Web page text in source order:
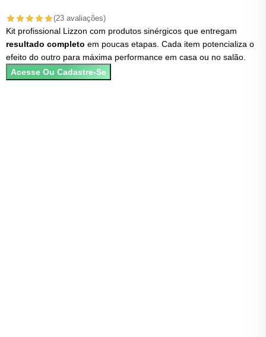
(23 avaliações)
Kit profissional Lizzon com produtos sinérgicos que entregam
resultado completo em poucas etapas. Cada item potencializa o
efeito do outro para máxima performance em casa ou no salão.
Acesse Ou Cadastre-Se